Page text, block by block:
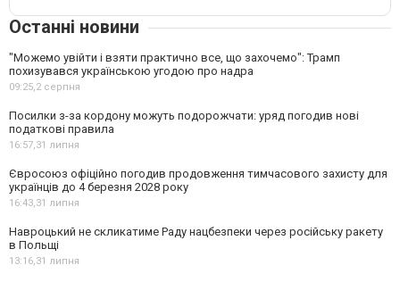
Останні новини
"Можемо увійти і взяти практично все, що захочемо": Трамп
похизувався українською угодою про надра
09:25,2 серпня
Посилки з-за кордону можуть подорожчати: уряд погодив нові
податкові правила
16:57,31 липня
Євросоюз офіційно погодив продовження тимчасового захисту для
українців до 4 березня 2028 року
16:43,31 липня
Навроцький не скликатиме Раду нацбезпеки через російську ракету
в Польщі
13:16,31 липня